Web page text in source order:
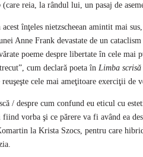
(care reia, la rândul lui, un pasaj de
acest înţeles nietzscheean amintit mai
Anne Frank devastate de un
poeme despre libertate în cele
cum declară poeta în Limba scrisă
cele mai ameţitoare exerciţii de
/ despre cum confund eu eticul cu
vorba şi ce părere va fi având ea
la Krista Szocs, pentru care